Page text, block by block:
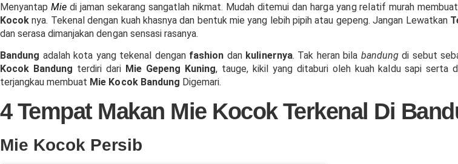
MenyantapMie di jaman sekarang sangatlah nikmat. Mudah ditemui dan harga yang relatif murah membuat
Kocok nya. Tekenal dengan kuah khasnya dan bentuk mie yang lebih pipih atau gepeng. Jangan Lewatkan
dan serasa dimanjakan dengan sensasi rasanya.
Bandung adalah kota yang tekenal dengan fashion dan kulinernya. Tak heran bila bandungdi sebut
Kocok Bandung terdiri dari Mie Gepeng Kuning, tauge, kikil yang ditaburi oleh kuah kaldu sapi serta
terjangkau membuat Mie Kocok Bandung Digemari.
4 Tempat Makan Mie Kocok Terkenal Di
Mie Kocok Persib